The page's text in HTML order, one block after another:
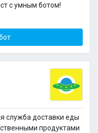
с умным ботом!
служба доставки еды
продуктами